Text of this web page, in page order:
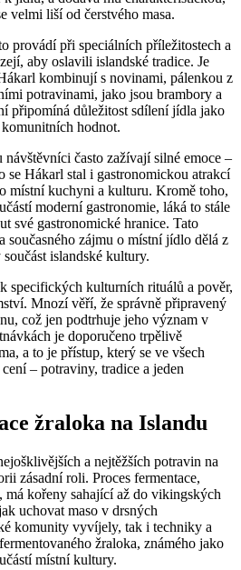
velmi liší od čerstvého masa.
provádí při speciálních příležitostech a
aby oslavili islandské tradice. Je
kombinují s novinami, pálenkou z
potravinami, jako jsou brambory a
připomíná důležitost sdílení jídla jako
hodnot.
často zažívají silné emoce –
se Hákarl stal i gastronomickou atrakcí
místní kuchyni a kulturu. Kromě toho,
moderní gastronomie, láká to stále
své gastronomické hranice. Tato
současného zájmu o místní jídlo dělá z
islandské kultury.
specifických kulturních rituálů a pověr,
Mnozí věří, že správně připravený
což jen podtrhuje jeho význam v
je doporučeno trpělivě
a to je přístup, který se ve všech
– potraviny, tradice a jeden
žraloka na Islandu
a nejtěžších potravin na
zásadní roli. Proces fermentace,
má kořeny sahající až do vikingských
uchovat maso v drsných
komunity vyvíjely, tak i techniky a
žraloka, známého jako
místní kultury.